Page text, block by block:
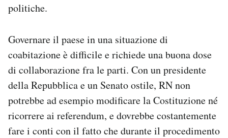
politiche.
Governare il paese in una situazione di
coabitazione è difficile e richiede una buona dose
di collaborazione fra le parti. Con un presidente
della Repubblica e un Senato ostile, RN non
potrebbe ad esempio modificare la Costituzione né
ricorrere ai referendum, e dovrebbe costantemente
fare i conti con il fatto che durante il procedimento